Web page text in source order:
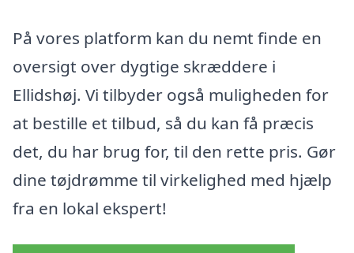
På vores platform kan du nemt finde en
oversigt over dygtige skræddere i
Ellidshøj. Vi tilbyder også muligheden for
at bestille et tilbud, så du kan få præcis
det, du har brug for, til den rette pris. Gør
dine tøjdrømme til virkelighed med hjælp
fra en lokal ekspert!